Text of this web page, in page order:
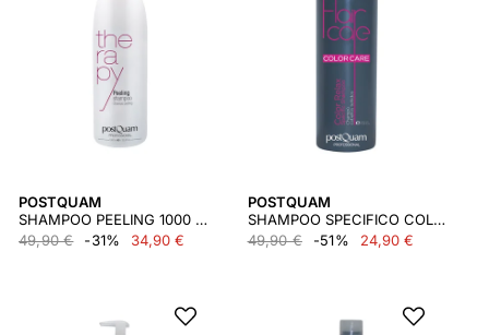
POSTQUAM
SHAMPOO PEELING 1000 ML.
49,90 €
-31% 34,90 €
POSTQUAM
SHAMPOO SPECIFICO COLOR RELAX 1000 ML.
49,90 €
-51% 24,90 €